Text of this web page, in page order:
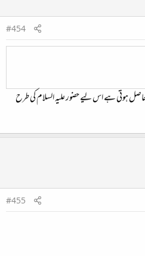
#454
ہوتی ہے اس لیے حضور علیہ السلام کی طرح
#455